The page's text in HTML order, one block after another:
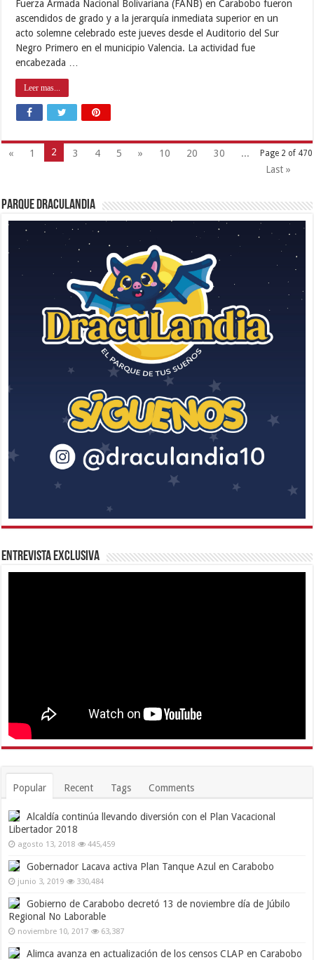
Fuerza Armada Nacional Bolivariana (FANB) en Carabobo fueron
ascendidos de grado y a la jerarquía inmediata superior en un
acto solemne celebrado este jueves desde el Auditorio del Sur
Negro Primero en el municipio Valencia. La actividad fue
encabezada …
Leer mas...
Page 2 of 470
« 1 2 3 4 5 » 10 20 30
...
Last »
Parque Draculandia
Entrevista Exclusiva
Popular Recent Tags Comments
Alcaldía continúa llevando diversión con el Plan Vacacional
Libertador 2018
agosto 13, 2018 445,459
Gobernador Lacava activa Plan Tanque Azul en Carabobo
junio 3, 2019 330,484
Gobierno de Carabobo decretó 13 de noviembre día de Júbilo
Regional No Laborable
noviembre 10, 2017 63,387
Alimca avanza en actualización de los censos CLAP en Carabobo